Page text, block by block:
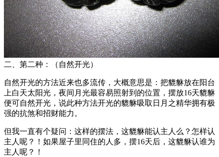
二、第二种：（自然开光）
自然开光的方法近来也多流传，大概意思是：把貔貅放在阳台
上白天太阳光，夜间月光最容易照射到的位置，摆放16天貔貅
便可自然开光，说此种方法开光的貔貅吸取日月之精华拥有极
强的抗煞和招财能力。
但我一直有个疑问：这样的摆法，这貔貅能认主人么？怎样认
主人呢？！如果屋子里同住的人多，摆16天后，这貔貅认谁为
主人呢？！